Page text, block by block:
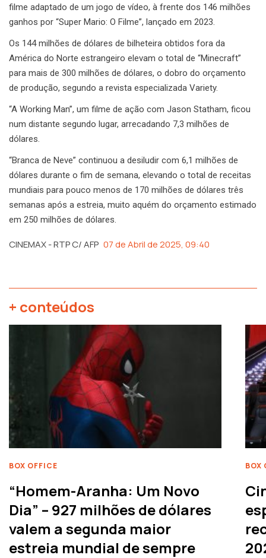
filme adaptado de um jogo de vídeo, à frente dos 146 milhões
ganhos por “Super Mario: O Filme”, lançado em 2023.
Os 144 milhões de dólares de bilheteira obtidos fora da
América do Norte estrangeiro elevam o total de “Minecraft”
para mais de 300 milhões de dólares, o dobro do orçamento
de produção, segundo a revista especializada Variety.
“A Working Man”, um filme de ação com Jason Statham, ficou
num distante segundo lugar, arrecadando 7,3 milhões de
dólares.
“Branca de Neve” continuou a desiludir com 6,1 milhões de
dólares durante o fim de semana, elevando o total de receitas
mundiais para pouco menos de 170 milhões de dólares três
semanas após a estreia, muito aquém do orçamento estimado
em 250 milhões de dólares.
CINEMAX - RTP C/ AFP 07 de Abril de 2025, 09:40
+ conteúdos
BOX OFFICE
“Homem-Aranha: Um Novo
Dia” – 927 milhões de dólares
valem a segunda maior
estreia mundial de sempre
BOX